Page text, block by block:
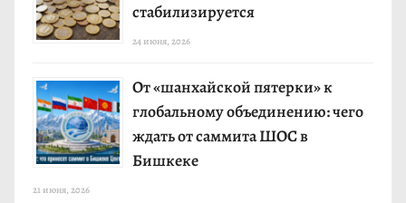
стабилизируется
24 июня, 2026
От «шанхайской пятерки» к
глобальному объединению: чего
ждать от саммита ШОС в
Бишкеке
21 июня, 2026